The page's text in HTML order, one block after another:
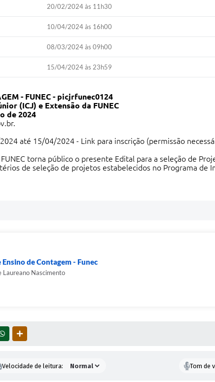
20/02/2024 às 11h30
10/04/2024 às 16h00
08/03/2024 às 09h00
15/04/2024 às 23h59
- FUNEC - picjrfunec0124
(ICJ) e Extensão da FUNEC
de 2024
.
até 15/04/2024 - Link para inscrição (permissão
torna público o presente Edital para a seleção de
de seleção de projetos estabelecidos no Programa de
Ensino de Contagem - Funec
Laureano Nascimento
WHATSAPP
Velocidade de leitura: Tom de